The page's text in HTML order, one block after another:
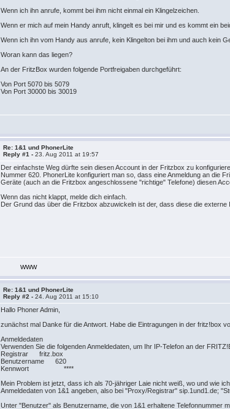
Wenn ich ihn anrufe, kommt bei ihm nicht einmal ein Klingelzeichen.
Wenn er mich auf mein Handy anruft, klingelt es bei mir und es kommt ein
Wenn ich ihn vom Handy aus anrufe, kein Klingelton bei ihm und auch kein
Woran kann das liegen?
An der FritzBox wurden folgende Portfreigaben durchgeführt:
Von Port 5070 bis 5079
Von Port 30000 bis 30019
Re: 1&1 und PhonerLite
Reply #1 -23. Aug 2011 at 19:57
Der einfachste Weg dürfte sein diesen Account in der Fritzbox zu
Nummer 620. PhonerLite konfiguriert man so, dass eine Anmeldung an die
Geräte (auch an die Fritzbox angeschlossene "richtige" Telefone) diesen
Wenn das nicht klappt, melde dich einfach.
Der Grund das über die Fritzbox abzuwickeln ist der, dass diese die
WWW
Re: 1&1 und PhonerLite
Reply #2 -24. Aug 2011 at 15:10
Hallo Phoner Admin,
zunächst mal Danke für die Antwort. Habe die Eintragungen in der fritz!box
Anmeldedaten
Verwenden Sie die folgenden Anmeldedaten, um Ihr IP-Telefon an der
Registrar fritz.box
Benutzername 620
Kennwort ****
Mein Problem ist jetzt, dass ich als 70-jähriger Laie nicht weiß, wo und wie
Anmeldedaten von 1&1 angeben, also bei "Proxy/Registrar" sip.1und1.de;
Unter "Benutzer" als Benutzername, die von 1&1 erhaltene Telefonnummer